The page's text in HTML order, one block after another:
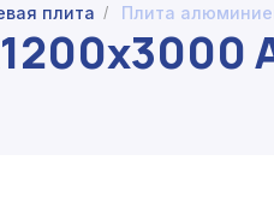
плита / Плита